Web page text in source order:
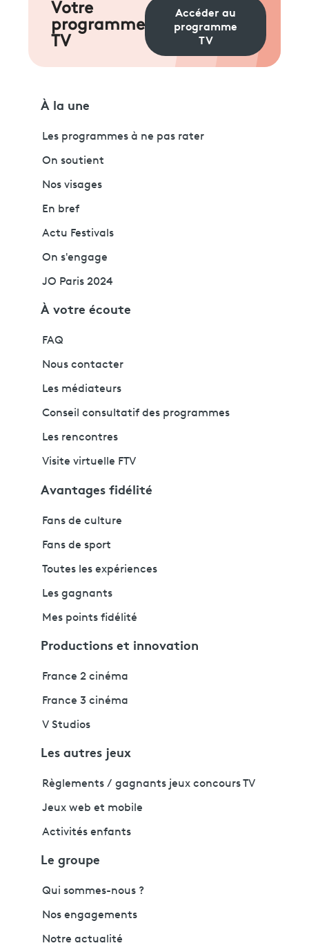
Votre
programme
TV
Accéder au
programme
TV
À la une
Les programmes à ne pas rater
On soutient
Nos visages
En bref
Actu Festivals
On s'engage
JO Paris 2024
À votre écoute
FAQ
Nous contacter
Les médiateurs
Conseil consultatif des programmes
Les rencontres
Visite virtuelle FTV
Avantages fidélité
Fans de culture
Fans de sport
Toutes les expériences
Les gagnants
Mes points fidélité
Productions et innovation
France 2 cinéma
France 3 cinéma
V Studios
Les autres jeux
Règlements / gagnants jeux concours TV
Jeux web et mobile
Activités enfants
Le groupe
Qui sommes-nous ?
Nos engagements
Notre actualité